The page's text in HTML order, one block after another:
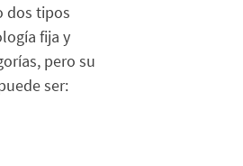
dos tipos
fija y
pero su
ser: